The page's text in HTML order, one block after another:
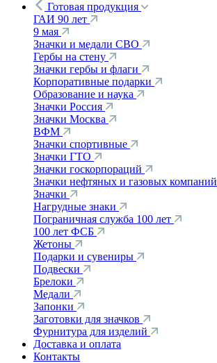
Готовая продукция
ГАИ 90 лет
9 мая
Значки и медали СВО
Гербы на стену
Значки гербы и флаги
Корпоративные подарки
Образование и наука
Значки Россия
Значки Москва
ВФМ
Значки спортивные
Значки ГТО
Значки госкорпораций
Значки нефтяных и газовых компаний
Значки
Нагрудные знаки
Пограничная служба 100 лет
100 лет ФСБ
Жетоны
Подарки и сувениры
Подвески
Брелоки
Медали
Запонки
Заготовки для значков
Фурнитура для изделий
Доставка и оплата
Контакты